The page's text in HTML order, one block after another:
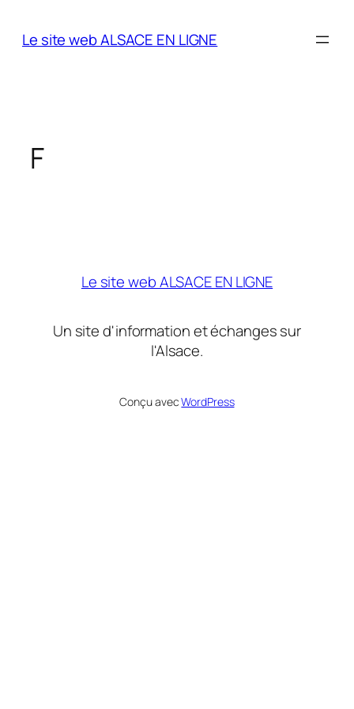
Le site web ALSACE EN LIGNE
F
Le site web ALSACE EN LIGNE
Un site d'information et échanges sur
l'Alsace.
Conçu avecWordPress